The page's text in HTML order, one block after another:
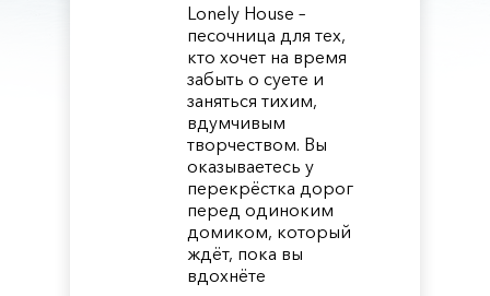
Lonely House –
песочница для тех,
кто хочет на время
забыть о суете и
заняться тихим,
вдумчивым
творчеством. Вы
оказываетесь у
перекрёстка дорог
перед одиноким
домиком, который
ждёт, пока вы
вдохнёте